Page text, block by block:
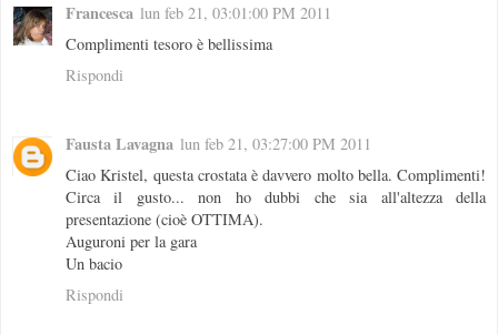
Francesca lun feb 21, 03:01:00 PM 2011
Complimenti tesoro è bellissima
Rispondi
Fausta Lavagna lun feb 21, 03:27:00 PM 2011
Ciao Kristel, questa crostata è davvero molto bella. Complimenti!
Circa il gusto... non ho dubbi che sia all'altezza della
presentazione (cioè OTTIMA).
Auguroni per la gara
Un bacio
Rispondi